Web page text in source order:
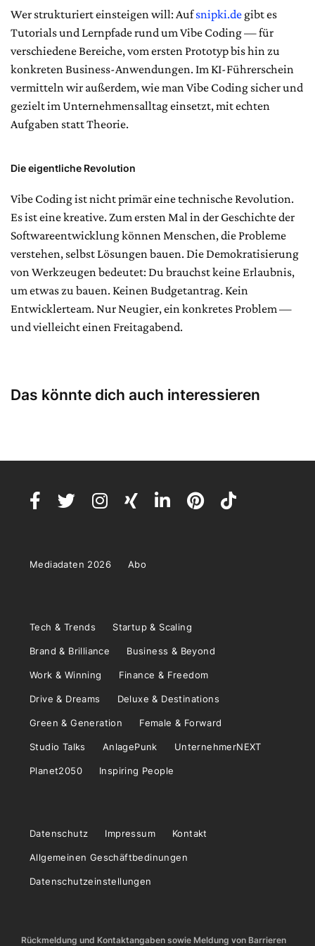
Wer strukturiert einsteigen will: Aufsnipki.de gibt es
Tutorials und Lernpfade rund um Vibe Coding — für
verschiedene Bereiche, vom ersten Prototyp bis hin zu
konkreten Business-Anwendungen. Im KI-Führerschein
vermitteln wir außerdem, wie man Vibe Coding sicher und
gezielt im Unternehmensalltag einsetzt, mit echten
Aufgaben statt Theorie.
Die eigentliche Revolution
Vibe Coding ist nicht primär eine technische Revolution.
Es ist eine kreative. Zum ersten Mal in der Geschichte der
Softwareentwicklung können Menschen, die Probleme
verstehen, selbst Lösungen bauen. Die Demokratisierung
von Werkzeugen bedeutet: Du brauchst keine Erlaubnis,
um etwas zu bauen. Keinen Budgetantrag. Kein
Entwicklerteam. Nur Neugier, ein konkretes Problem —
und vielleicht einen Freitagabend.
Das könnte dich auch interessieren
Mediadaten 2026 Abo
Tech & Trends Startup & Scaling
Brand & Brilliance Business & Beyond
Work & Winning Finance & Freedom
Drive & Dreams Deluxe & Destinations
Green & Generation Female & Forward
Studio Talks AnlagePunk UnternehmerNEXT
Planet2050 Inspiring People
Datenschutz Impressum Kontakt
Allgemeinen Geschäftbedinungen
Datenschutzeinstellungen
Rückmeldung und Kontaktangaben sowie Meldung von Barrieren